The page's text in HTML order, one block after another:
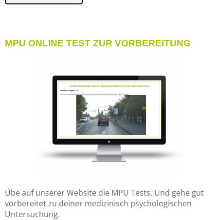
MPU ONLINE TEST ZUR VORBEREITUNG
Übe auf unserer Website die MPU Tests. Und gehe gut
vorbereitet zu deiner medizinisch psychologischen
Untersuchung.